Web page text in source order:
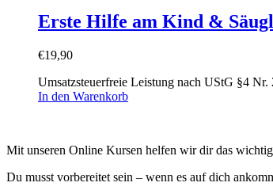
Erste Hilfe am Kind &
€19,90
Umsatzsteuerfreie Leistung nach UStG §4 Nr.
In den Warenkorb
Mit unseren Online Kursen helfen wir dir das
Du musst vorbereitet sein – wenn es auf dich